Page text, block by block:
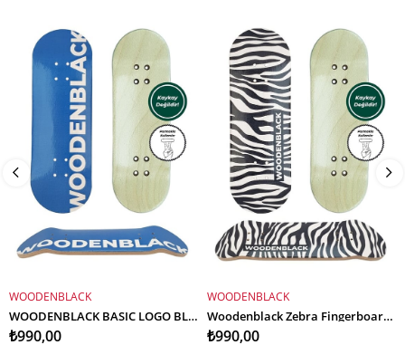
SEPETE EKLE
WOODENBLACK
WOODENBLACK BASIC LOGO BLUE FINGERBOARD DECK
₺990,00
SEPETE EKLE
WOODENBLACK
Woodenblack Zebra Fingerboard Deck
₺990,00